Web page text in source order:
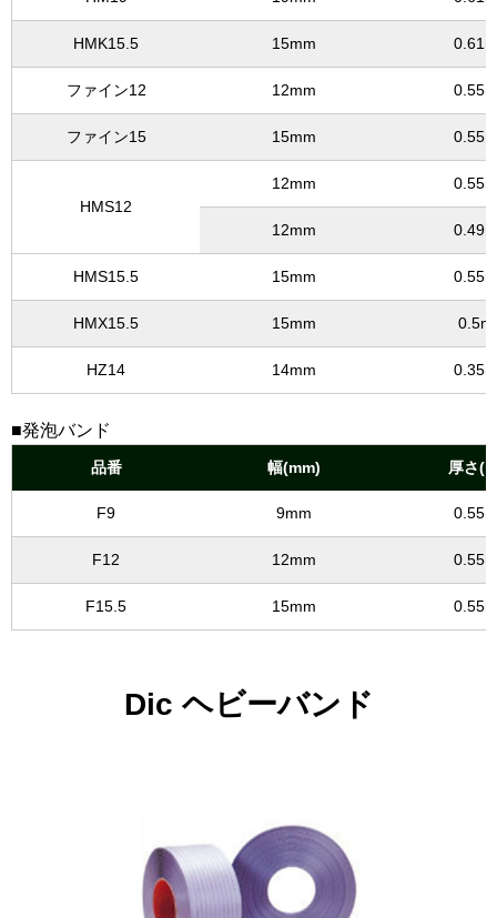
HMK15.5 15mm
ファイン12 12mm
ファイン15 15mm
HMS12
12mm
12mm
HMS15.5 15mm
HMX15.5 15mm
HZ14 14mm
■発泡バンド
品番 幅(mm) 厚さ
F9 9mm
F12 12mm
F15.5 15mm
Dic ヘビーバンド